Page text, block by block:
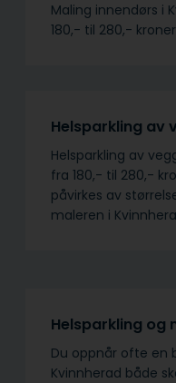
Maling innendørs i
180,- til 280,-
Helsparkling av
Helsparkling av
fra 180,- til 280,-
påvirkes av
maleren i
Helsparkling og
Du oppnår ofte en
Kvinnherad både